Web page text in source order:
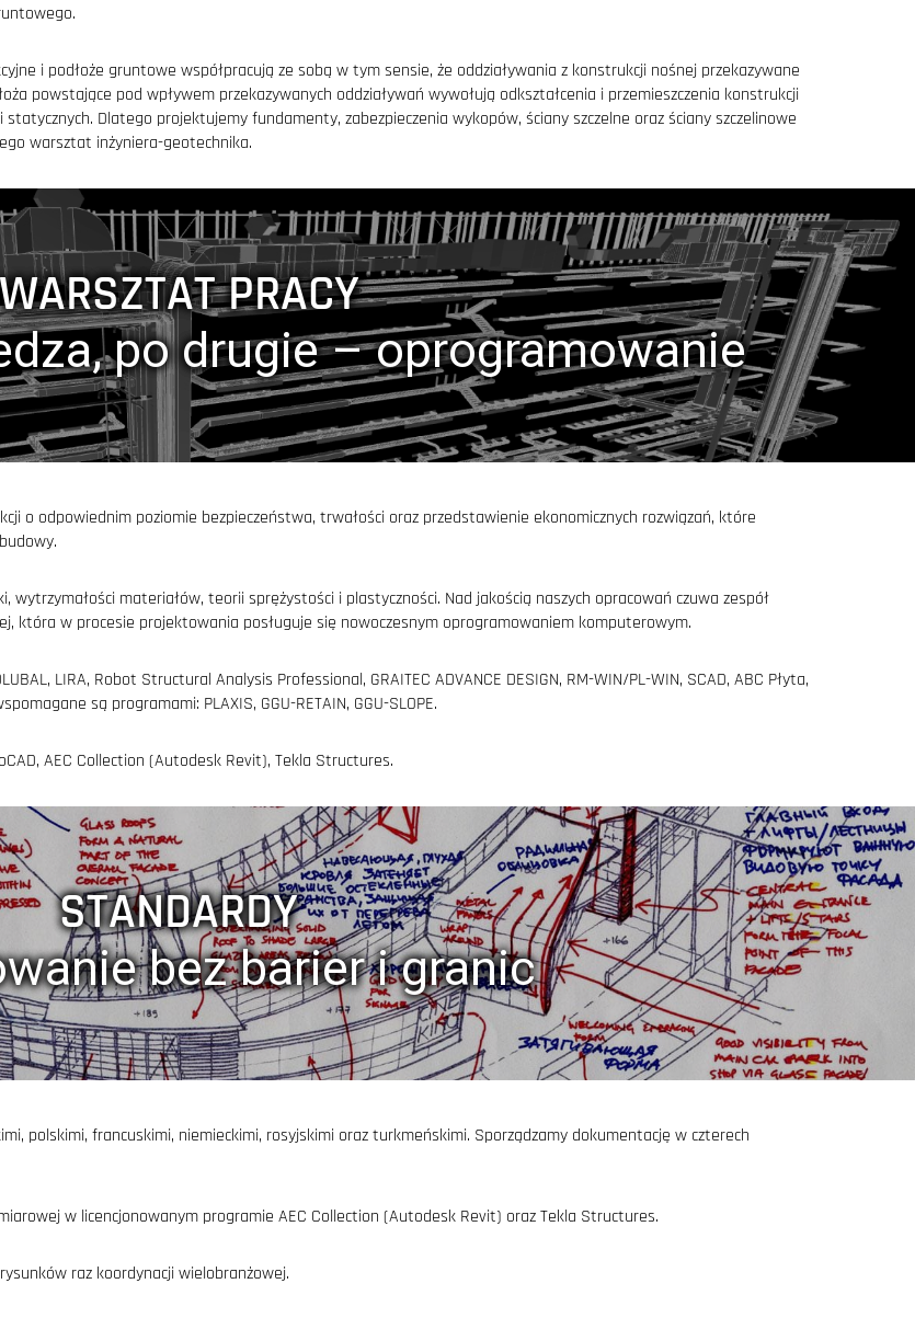
i podłoże gruntowe współpracują ze sobą w tym sensie, że oddziaływania z konstrukcji nośnej przekazywane
powstające pod wpływem przekazywanych oddziaływań wywołują odkształcenia i przemieszczenia konstrukcji
Dlatego projektujemy fundamenty, zabezpieczenia wykopów, ściany szczelne oraz ściany szczelinowe
warsztat inżyniera-geotechnika.
PRACY
po drugie – oprogramowanie
o odpowiednim poziomie bezpieczeństwa, trwałości oraz przedstawienie ekonomicznych rozwiązań, które
materiałów, teorii sprężystości i plastyczności. Nad jakością naszych opracowań czuwa zespół
która w procesie projektowania posługuje się nowoczesnym oprogramowaniem komputerowym.
LIRA, Robot Structural Analysis Professional, GRAITEC ADVANCE DESIGN, RM-WIN/PL-WIN, SCAD, ABC Płyta,
są programami: PLAXIS, GGU-RETAIN, GGU-SLOPE.
AEC Collection (Autodesk Revit), Tekla Structures.
STANDARDY
bez barier i granic
polskimi, francuskimi, niemieckimi, rosyjskimi oraz turkmeńskimi. Sporządzamy dokumentację w czterech
w licencjonowanym programie AEC Collection (Autodesk Revit) oraz Tekla Structures.
raz koordynacji wielobranżowej.